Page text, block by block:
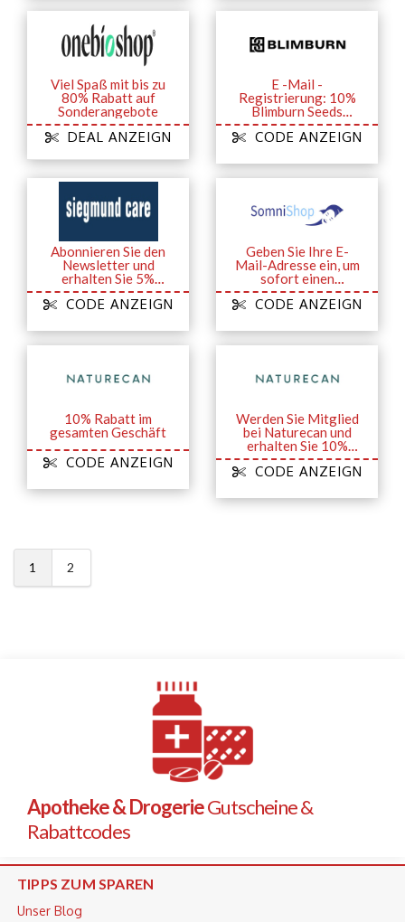
Apotheke & DrogerieGutscheine &
Rabattcodes
Viel Spaß mit bis zu
80% Rabatt auf
Sonderangebote
DEAL ANZEIGN
E -Mail -
Registrierung: 10%
Blimburn Seeds
Gutscheincode in
Ihrem Posteingang
CODE ANZEIGN
Abonnieren Sie den
Newsletter und
erhalten Sie 5%
RABATT auf Ihre
erste Bestellung
CODE ANZEIGN
Geben Sie Ihre E-
Mail-Adresse ein, um
sofort einen
Rabattcode von 5% zu
erhalten
CODE ANZEIGN
10% Rabatt im
gesamten Geschäft
CODE ANZEIGN
Werden Sie Mitglied
bei Naturecan und
erhalten Sie 10%
Rabatt
CODE ANZEIGN
1 2
TIPPS ZUM SPAREN
Unser Blog